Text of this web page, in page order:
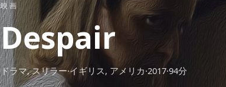
映画
Despair
ドラマ, スリラー·イギリス, アメリカ·2017·94分